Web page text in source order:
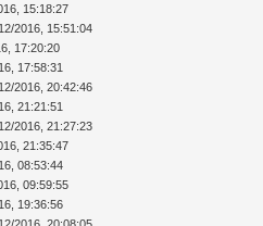
15:18:27
2016, 15:51:04
17:20:20
17:58:31
2016, 20:42:46
21:21:51
2016, 21:27:23
21:35:47
08:53:44
09:59:55
19:36:56